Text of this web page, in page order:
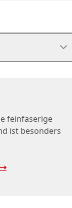
feinfaserige
ist besonders